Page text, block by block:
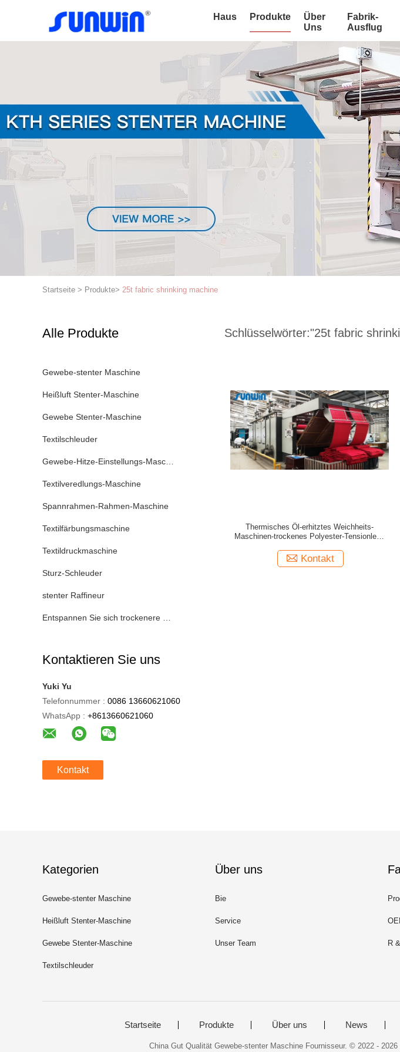
Haus Produkte
Über
Uns
Fabrik-
Ausflug
Startseite > Produkte> 25t fabric shrinking machine
Alle Produkte
Gewebe-stenter Maschine
Heißluft Stenter-Maschine
Gewebe Stenter-Maschine
Textilschleuder
Gewebe-Hitze-Einstellungs-Maschine
Textilveredlungs-Maschine
Spannrahmen-Rahmen-Maschine
Textilfärbungsmaschine
Textildruckmaschine
Sturz-Schleuder
stenter Raffineur
Entspannen Sie sich trockenere Maschine
Kontaktieren Sie uns
Yuki Yu
Telefonnummer : 0086 13660621060
WhatsApp : +8613660621060
Kontakt
Schlüsselwörter:"25t fabric
Thermisches Öl-erhitztes Weichheits-
Maschinen-trockenes Polyester-Tensionless
Kontakt
Kategorien
Gewebe-stenter Maschine
Heißluft Stenter-Maschine
Gewebe Stenter-Maschine
Textilschleuder
Über uns
Bie
Service
Unser Team R
Startseite Produkte Über uns News
China Gut Qualität Gewebe-stenter Maschine Fournisseur. © 2022 -